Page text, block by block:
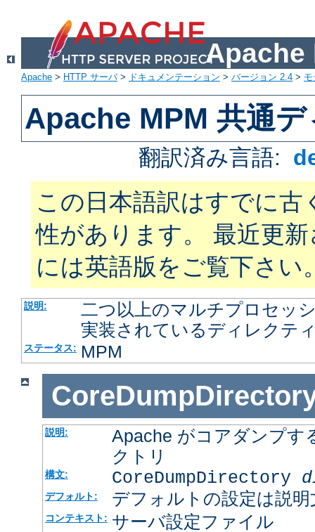
Apache
Apache > HTTP サーバ> ドキュメンテーション > バージョン 2.4 >
Apache MPM 共通
翻訳済み言語:
この日本語訳はすでに古
性があります。 最近更
には英語版をご覧下さい
説明:
二つ以上のマルチプロセッ
実装されているディレクテ
ステータス: MPM
説明:
Apache がコアダンプす
クトリ
構文: CoreDumpDirectory
デフォルト: デフォルトの設定は説
コンテキスト: サーバ設定ファイル